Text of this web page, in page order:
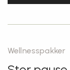
Wellnesspakker